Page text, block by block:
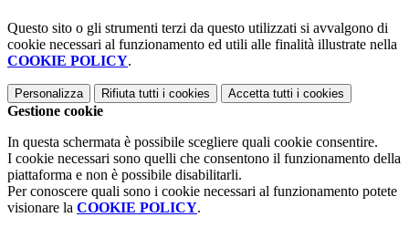
Questo sito o gli strumenti terzi da questo utilizzati si avvalgono di
cookie necessari al funzionamento ed utili alle finalità illustrate nella
COOKIE POLICY.
Personalizza Rifiuta tutti i cookies Accetta tutti i cookies
Gestione cookie
In questa schermata è possibile scegliere quali cookie consentire.
I cookie necessari sono quelli che consentono il funzionamento della
piattaforma e non è possibile disabilitarli.
Per conoscere quali sono i cookie necessari al funzionamento potete
visionare la COOKIE POLICY.